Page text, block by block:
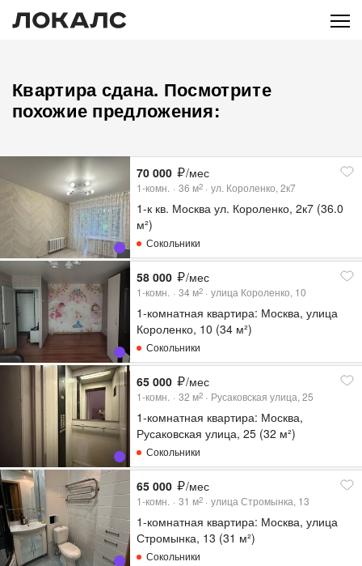
Квартира сдана. Посмотрите
похожие предложения:
70 000 /мес
1-комн. 36 м2 ул. Короленко, 2к7
1-к кв. Москва ул. Короленко, 2к7 (36.0
м²)
Сокольники
58 000 /мес
1-комн. 34 м2 улица Короленко, 10
1-комнатная квартира: Москва, улица
Короленко, 10 (34 м²)
Сокольники
65 000 /мес
1-комн. 32 м2 Русаковская улица, 25
1-комнатная квартира: Москва,
Русаковская улица, 25 (32 м²)
Сокольники
65 000 /мес
1-комн. 31 м2 улица Стромынка, 13
1-комнатная квартира: Москва, улица
Стромынка, 13 (31 м²)
Сокольники